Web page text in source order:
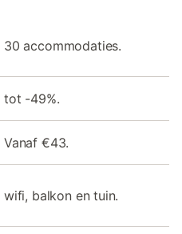
30 accommodaties.
tot -49%.
Vanaf €43.
wifi, balkon en tuin.